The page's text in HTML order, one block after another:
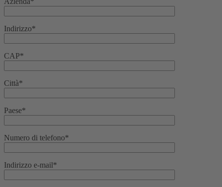
Indirizzo*
CAP*
Città*
Paese*
Numero di telefono*
Indirizzo e-mail*